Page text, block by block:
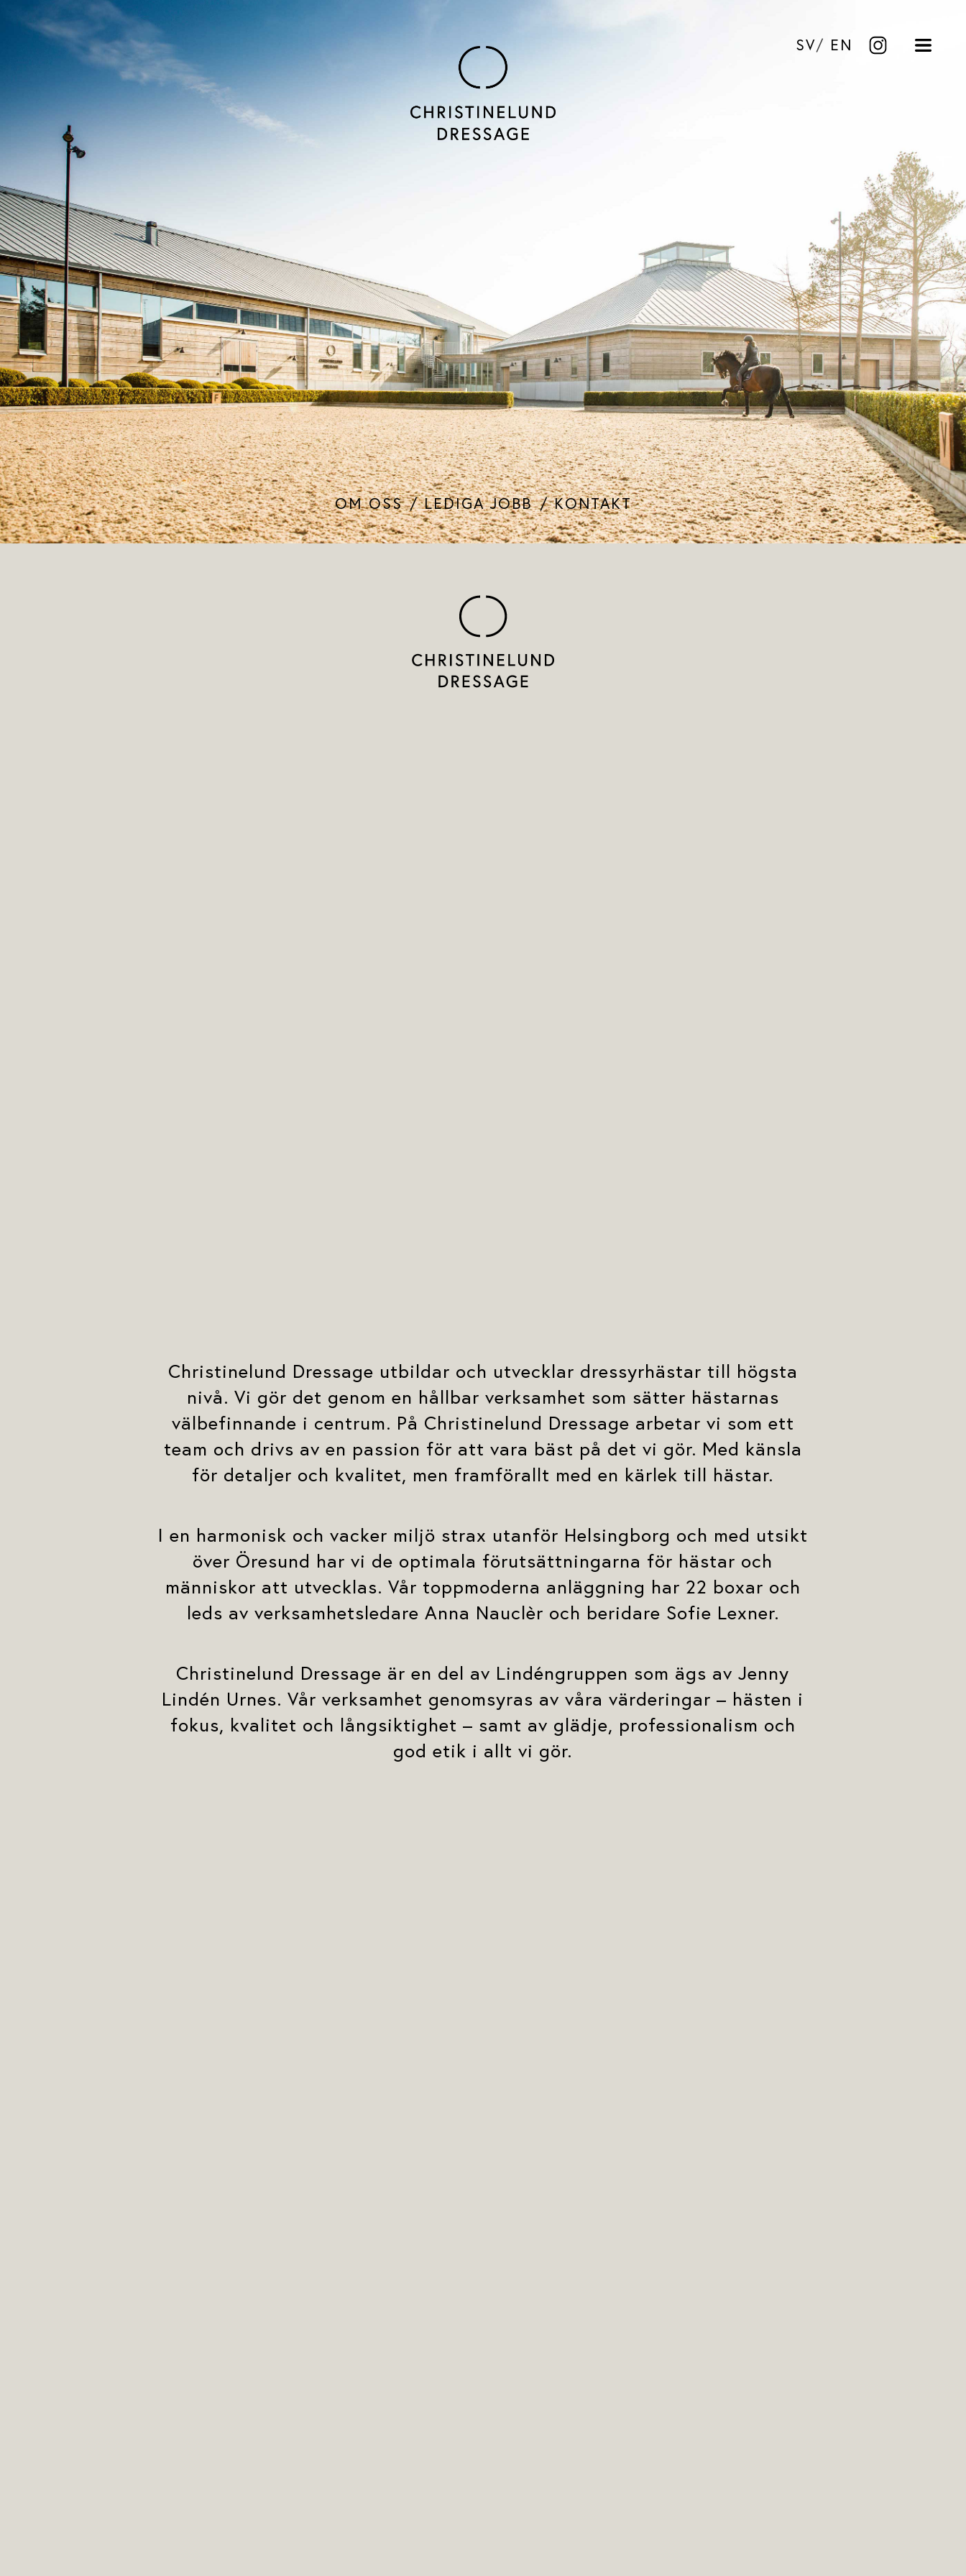
SV EN
OM OSS LEDIGA JOBB KONTAKT
Christinelund Dressage utbildar och utvecklar dressyrhästar till högsta
nivå. Vi gör det genom en hållbar verksamhet som sätter hästarnas
välbefinnande i centrum. På Christinelund Dressage arbetar vi som ett
team och drivs av en passion för att vara bäst på det vi gör. Med känsla
för detaljer och kvalitet, men framförallt med en kärlek till hästar.
I en harmonisk och vacker miljö strax utanför Helsingborg och med utsikt
över Öresund har vi de optimala förutsättningarna för hästar och
människor att utvecklas. Vår toppmoderna anläggning har 22 boxar och
leds av verksamhetsledare Anna Nauclèr och beridare Sofie Lexner.
Christinelund Dressage är en del av Lindéngruppen som ägs av Jenny
Lindén Urnes. Vår verksamhet genomsyras av våra värderingar – hästen i
fokus, kvalitet och långsiktighet – samt av glädje, professionalism och
god etik i allt vi gör.